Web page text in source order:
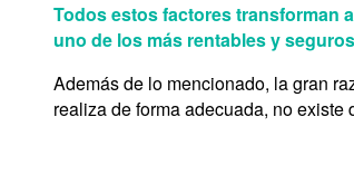
Todos estos factores transforman
uno de los más rentables y
Además de lo mencionado, la gran
realiza de forma adecuada, no